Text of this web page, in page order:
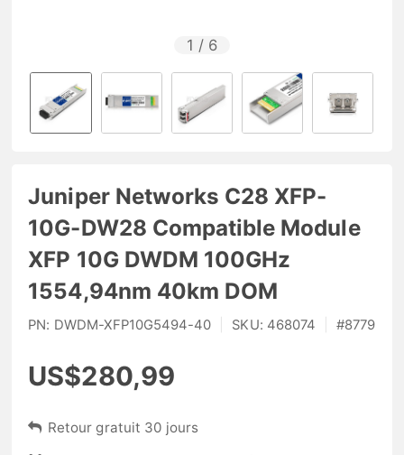
1 / 6
Juniper Networks C28 XFP-
10G-DW28 Compatible Module
XFP 10G DWDM 100GHz
1554,94nm 40km DOM
PN: DWDM-XFP10G5494-40 SKU: 468074 #8779
US$280,99
Retour gratuit 30 jours